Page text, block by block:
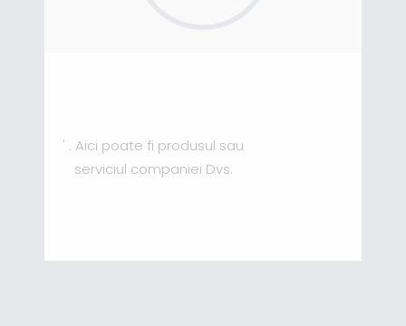
' . Aici poate fi produsul sau
serviciul companiei Dvs.